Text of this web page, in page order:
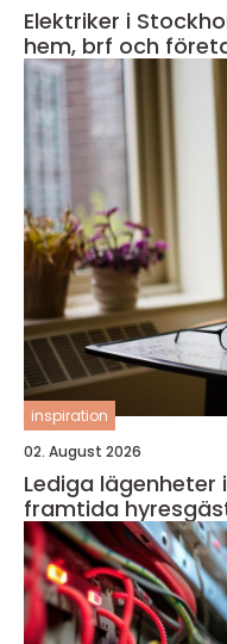
Elektriker i
hem, brf och
inspiration
02. August 2026
Lediga lägenheter
framtida